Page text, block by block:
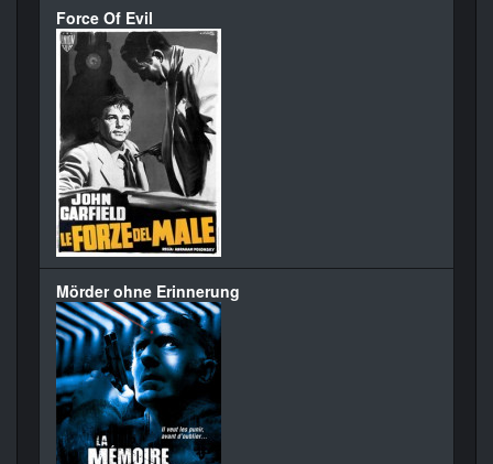
Force Of Evil
Mörder ohne Erinnerung